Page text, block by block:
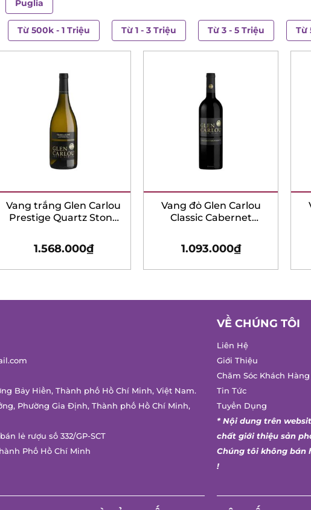
Puglia
Từ 500k - 1 Triệu Từ 1 - 3 Triệu Từ 3 - 5 Triệu Từ
Vang trắng Glen Carlou
Prestige Quartz Stone
1.568.000₫
Vang đỏ Glen Carlou
Classic Cabernet
1.093.000₫
Bảy Hiền, Thành phố Hồ Chí Minh, Việt Nam.
Phường Gia Định, Thành phố Hồ Chí Minh,
lẻ rượu số 332/GP-SCT
Phố Hồ Chí Minh
VỀ CHÚNG TÔI
Liên Hệ
Giới Thiệu
Chăm Sóc Khách Hàng
Tin Tức
Tuyển Dụng
* Nội dung trên
chất giới thiệu sản
Chúng tôi không bán
!